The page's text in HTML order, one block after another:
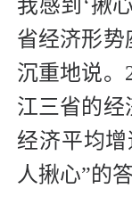
我感到‘揪
省经济形势
沉重地说。
江三省的经
经济平均
人揪心”的答